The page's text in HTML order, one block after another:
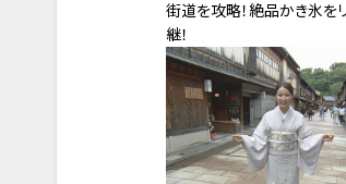
街道を攻略！絶品かき氷を
継！